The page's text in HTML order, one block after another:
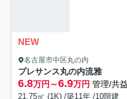
NEW
名古屋市中区丸の内
プレサンス丸の内流雅
6.8万円～6.9万円 管理/共
21.75㎡ (1K) /築11年 /10階建